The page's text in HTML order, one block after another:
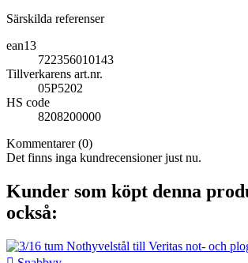
Särskilda referenser
ean13
722356010143
Tillverkarens art.nr.
05P5202
HS code
8208200000
Kommentarer (0)
Det finns inga kundrecensioner just nu.
Kunder som köpt denna
också: